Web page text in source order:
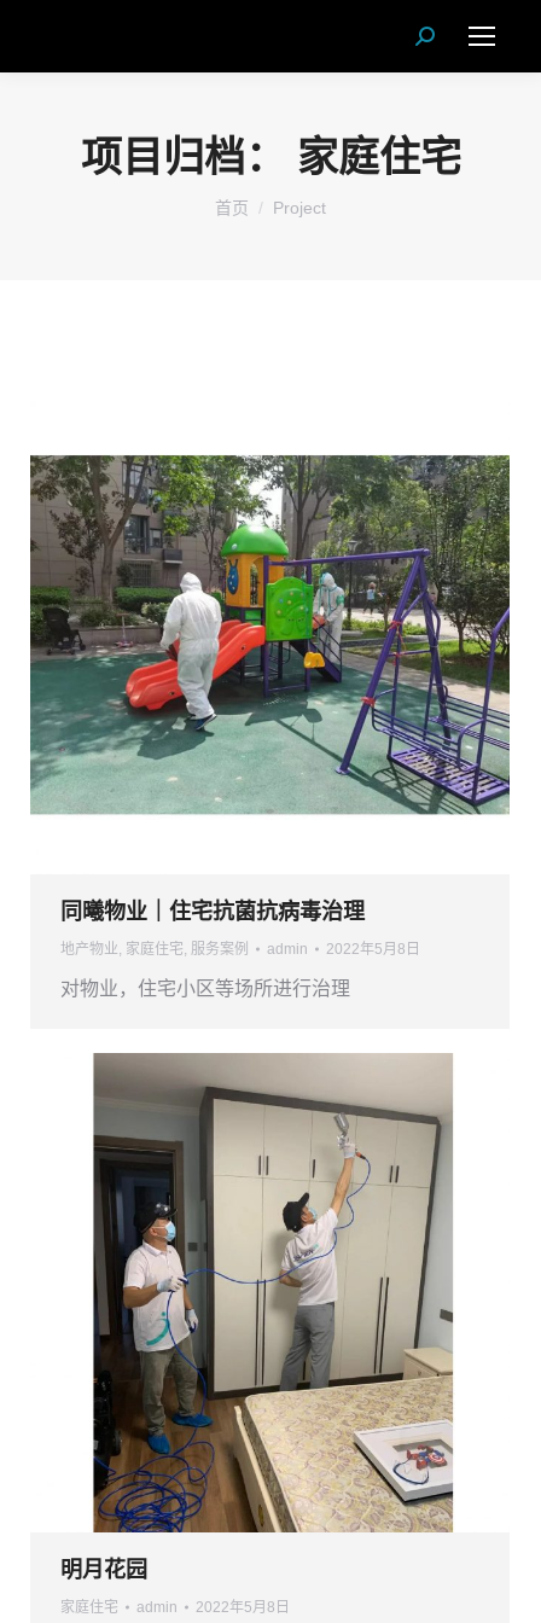
Search:
项目归档： 家庭住宅
您在这里：
首页 Project
同曦物业｜住宅抗菌抗病毒治理
地产物业, 家庭住宅, 服务案例 admin 2022年5月8日
对物业，住宅小区等场所进行治理
明月花园
家庭住宅 admin 2022年5月8日